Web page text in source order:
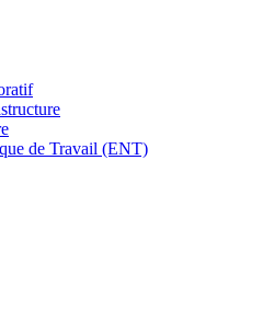
de Travail (ENT)